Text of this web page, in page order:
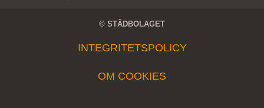
© STÄDBOLAGET
INTEGRITETSPOLICY
OM COOKIES